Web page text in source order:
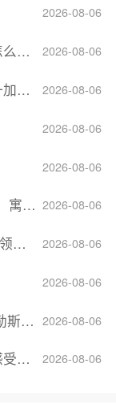
2026-08-06
2026-08-06
？
2026-08-06
力
2026-08-06
2026-08-06
2026-08-06
力量
2026-08-06
”
2026-08-06
2026-08-06
官
2026-08-06
国